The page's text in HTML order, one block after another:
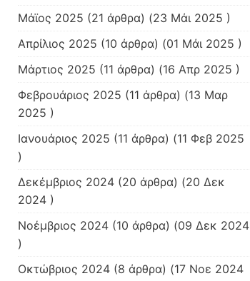
Μάϊος 2025 (21 άρθρα) (23 Μάι 2025 )
Απρίλιος 2025 (10 άρθρα) (01 Μάι 2025 )
Μάρτιος 2025 (11 άρθρα) (16 Απρ 2025 )
Φεβρουάριος 2025 (11 άρθρα) (13 Μαρ
2025 )
Ιανουάριος 2025 (11 άρθρα) (11 Φεβ 2025
)
Δεκέμβριος 2024(20 άρθρα) (20 Δεκ
2024 )
Νοέμβριος 2024(10 άρθρα) (09 Δεκ 2024
)
Οκτώβριος 2024(8 άρθρα) (17 Νοε 2024